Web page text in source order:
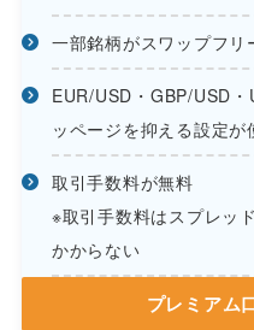
一部銘柄がスワップフ
EUR/USD・GBP/USD
ッページを抑える設定が
取引手数料が無料
※取引手数料はスプレッ
かからない
プレミアム